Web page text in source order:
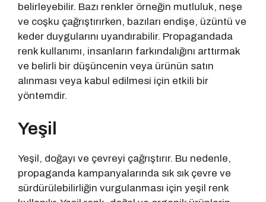
belirleyebilir. Bazı renkler örneğin mutluluk, neşe
ve coşku çağrıştırırken, bazıları endişe, üzüntü ve
keder duygularını uyandırabilir. Propagandada
renk kullanımı, insanların farkındalığını arttırmak
ve belirli bir düşüncenin veya ürünün satın
alınması veya kabul edilmesi için etkili bir
yöntemdir.
Yeşil
Yeşil, doğayı ve çevreyi çağrıştırır. Bu nedenle,
propaganda kampanyalarında sık sık çevre ve
sürdürülebilirliğin vurgulanması için yeşil renk